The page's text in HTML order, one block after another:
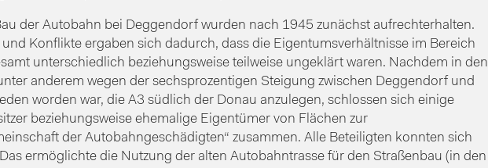
der Autobahn bei Deggendorf wurden nach 1945 zunächst aufrechterhalten.
Konflikte ergaben sich dadurch, dass die Eigentumsverhältnisse im Bereich
unterschiedlich beziehungsweise teilweise ungeklärt waren. Nachdem in den
anderem wegen der sechsprozentigen Steigung zwischen Deggendorf und
worden war, die A3 südlich der Donau anzulegen, schlossen sich einige
beziehungsweise ehemalige Eigentümer von Flächen zur
der Autobahngeschädigten“ zusammen. Alle Beteiligten konnten sich
ermöglichte die Nutzung der alten Autobahntrasse für den Straßenbau (in den